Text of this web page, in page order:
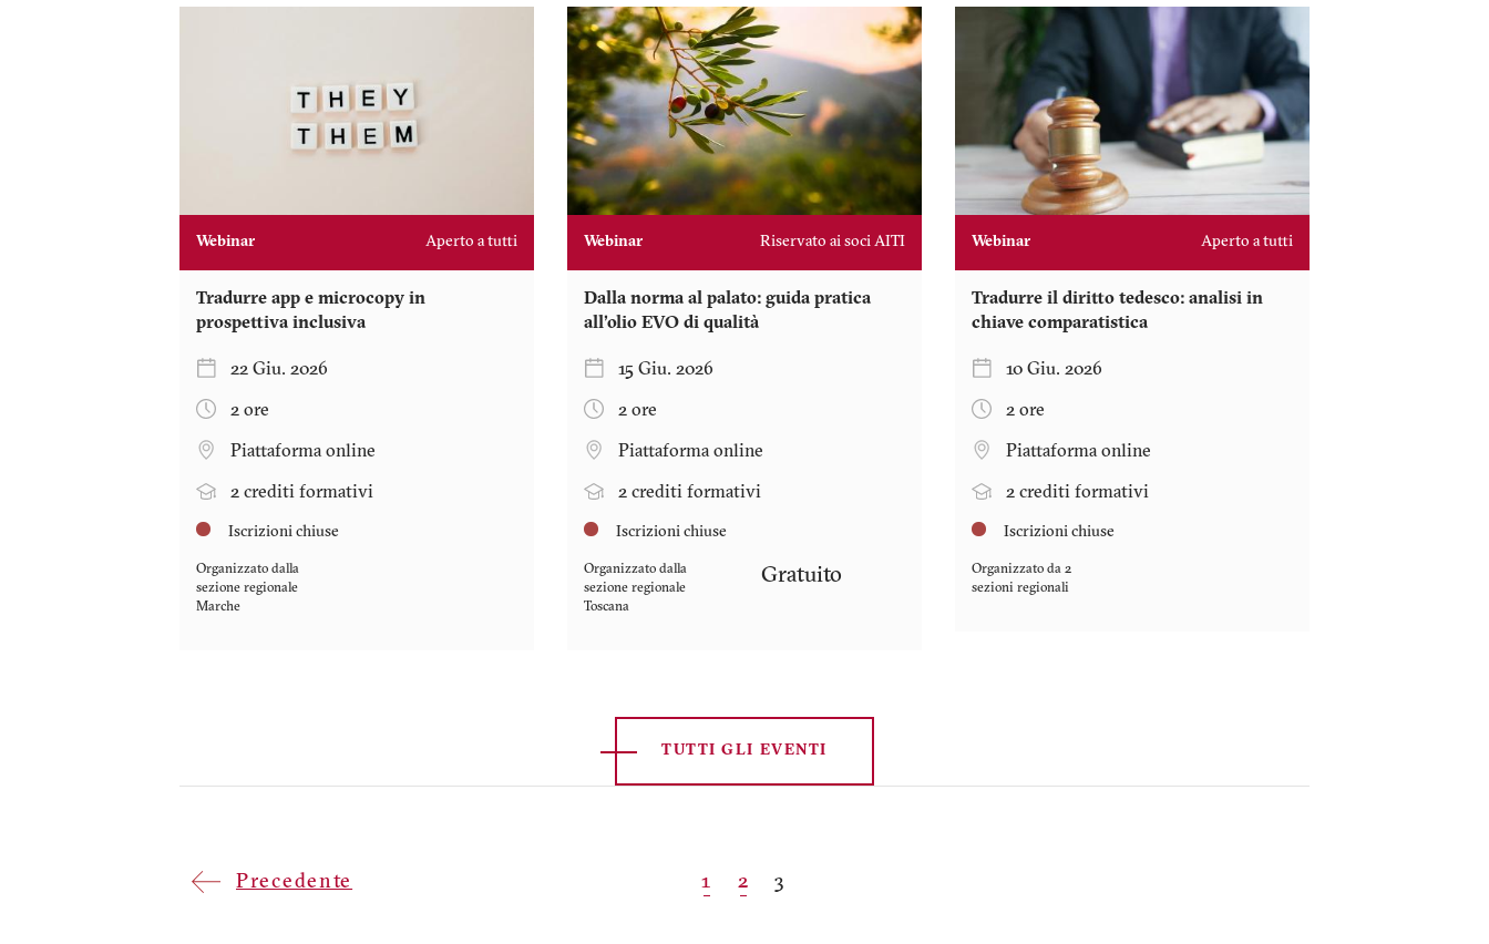
Webinar Aperto a tutti
Tradurre app e microcopy in
prospettiva inclusiva
22 Giu. 2026
2 ore
Piattaforma online
2 crediti formativi
Iscrizioni chiuse
Organizzato dalla
sezione regionale
Marche
Webinar Riservato ai soci AITI
Dalla norma al palato: guida pratica
all'olio EVO di qualità
15 Giu. 2026
2 ore
Piattaforma online
2 crediti formativi
Iscrizioni chiuse
Organizzato dalla
sezione regionale
Toscana
Gratuito
Webinar Aperto a tutti
Tradurre il diritto tedesco: analisi in
chiave comparatistica
10 Giu. 2026
2 ore
Piattaforma online
2 crediti formativi
Iscrizioni chiuse
Organizzato da 2
sezioni regionali
TUTTI GLI EVENTI
Pagina
Precedente Pagina
1 Pagina
2
Pagina
3